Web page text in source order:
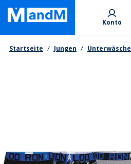
Skip
main
content
Primary departments
Konto
Brotkrumen
Startseite Jungen Unterwäsche